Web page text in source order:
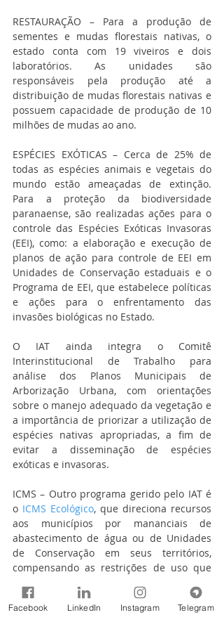
RESTAURAÇÃO – Para a produção de
sementes e mudas florestais nativas, o
estado conta com 19 viveiros e dois
laboratórios. As unidades são
responsáveis pela produção até a
distribuição de mudas florestais nativas e
possuem capacidade de produção de 10
milhões de mudas ao ano.
ESPÉCIES EXÓTICAS – Cerca de 25% de
todas as espécies animais e vegetais do
mundo estão ameaçadas de extinção.
Para a proteção da biodiversidade
paranaense, são realizadas ações para o
controle das Espécies Exóticas Invasoras
(EEI), como: a elaboração e execução de
planos de ação para controle de EEI em
Unidades de Conservação estaduais e o
Programa de EEI, que estabelece políticas
e ações para o enfrentamento das
invasões biológicas no Estado.
O IAT ainda integra o Comitê
Interinstitucional de Trabalho para
análise dos Planos Municipais de
Arborização Urbana, com orientações
sobre o manejo adequado da vegetação e
a importância de priorizar a utilização de
espécies nativas apropriadas, a fim de
evitar a disseminação de espécies
exóticas e invasoras.
ICMS – Outro programa gerido pelo IAT é
o ICMS Ecológico, que direciona recursos
aos municípios por mananciais de
abastecimento de água ou de Unidades
de Conservação em seus territórios,
compensando as restrições de uso que
São realizadas vistorias anuais e o
Facebook LinkedIn Instagram Telegram